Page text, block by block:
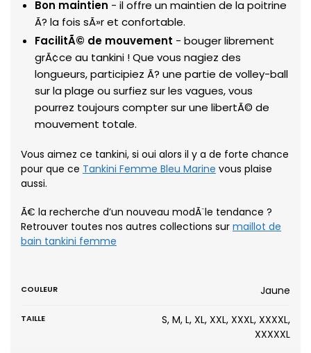
Bon maintien - il offre un maintien de la poitrine
Ã? la fois sÃ»r et confortable.
FacilitÃ© de mouvement - bouger librement
grÃ¢ce au tankini ! Que vous nagiez des
longueurs, participiez Ã? une partie de volley-ball
sur la plage ou surfiez sur les vagues, vous
pourrez toujours compter sur une libertÃ© de
mouvement totale.
Vous aimez ce tankini, si oui alors il y a de forte chance
pour que ce Tankini Femme Bleu Marine vous plaise
aussi.
Ã€ la recherche d’un nouveau modÃ¨le tendance ?
Retrouver toutes nos autres collections sur maillot de
bain tankini femme
COULEUR Jaune
TAILLE
S, M, L, XL, XXL, XXXL, XXXXL,
XXXXXL